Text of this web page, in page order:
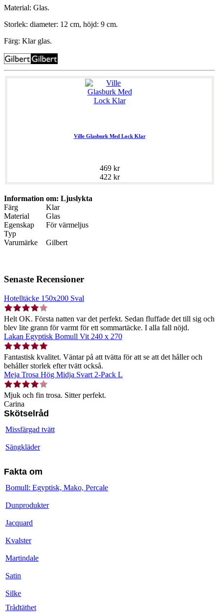
Material: Glas.
Storlek: diameter: 12 cm, höjd: 9 cm.
Färg: Klar glas.
Ville Glasburk Med Lock Klar
469 kr
422 kr
Information om: Ljuslykta
Färg
Klar
Material
Glas
Egenskap
För värmeljus
Typ
Varumärke
Gilbert
Senaste Recensioner
Hotelltäcke 150x200 Sval
Helt OK. Första natten var det perfekt. Sedan fluffade det till sig och
blev lite grann för varmt för ett sommartäcke. I alla fall nöjd.
Lakan Egyptisk Bomull Vit 240 x 270
Fantastisk kvalitet. Väntar på att tvätta för att se att det håller och
behåller storlek efter tvätt också.
Meja Trosa Hög Midja Svart 2-Pack L
Mjuk och fin trosa. Sitter perfekt.
Carina
Skötselråd
Missfärgad tvätt
Sängkläder
Fakta om
Bomull: Egyptisk, Mako, Percale
Dunprodukter
Jacquard
Kvalster
Martindale
Satin
Silke
Trådtäthet